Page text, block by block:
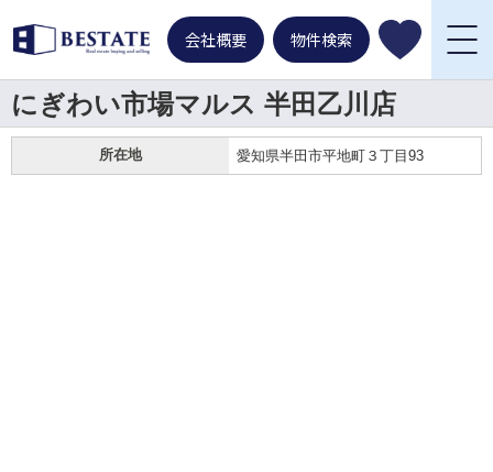
会社概要 物件検索
にぎわい市場マルス 半田乙川店
所在地 愛知県半田市平地町３丁目93